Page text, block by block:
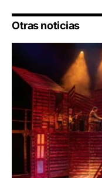
Otras noticias